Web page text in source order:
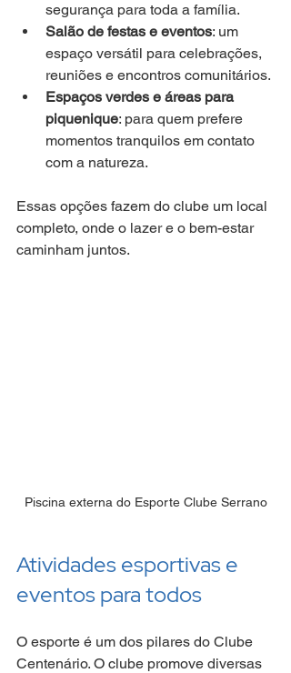
segurança para toda a família.
Salão de festas e eventos: um
espaço versátil para celebrações,
reuniões e encontros comunitários.
Espaços verdes e áreas para
piquenique: para quem prefere
momentos tranquilos em contato
com a natureza.
Essas opções fazem do clube um local
completo, onde o lazer e o bem-estar
caminham juntos.
Piscina externa do Esporte Clube Serrano
Atividades esportivas e
eventos para todos
O esporte é um dos pilares do Clube
Centenário. O clube promove diversas